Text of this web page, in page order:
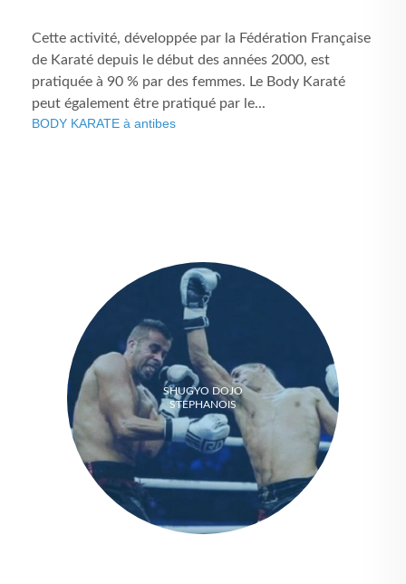
Cette activité, développée par la Fédération Française
de Karaté depuis le début des années 2000, est
pratiquée à 90 % par des femmes. Le Body Karaté
peut également être pratiqué par le...
BODY KARATE à antibes
SHUGYO DOJO
STEPHANOIS